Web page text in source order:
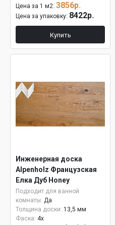
Цена за 1 м2: 3856р.
Цена за упаковку: 8422р.
Купить
Инженерная доска
Alpenholz Французская
Елка Дуб Honey
Подходит для ванной
комнаты: Да
Толщина доски: 13,5 мм
Фаска: 4x